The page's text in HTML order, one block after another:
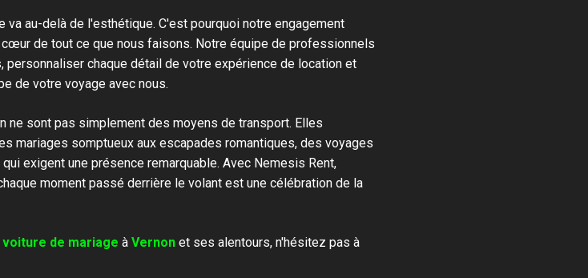
au-delà de l'esthétique. C'est pourquoi notre engagement
de tout ce que nous faisons. Notre équipe de professionnels
chaque détail de votre expérience de location et
de votre voyage avec nous.
sont pas simplement des moyens de transport. Elles
mariages somptueux aux escapades romantiques, des voyages
exigent une présence remarquable. Avec Nemesis Rent,
moment passé derrière le volant est une célébration de la
voiture de mariage à Vernon et ses alentours, n'hésitez pas à